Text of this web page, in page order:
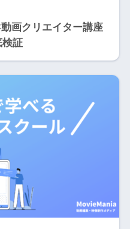
画クリエイター講座
検証